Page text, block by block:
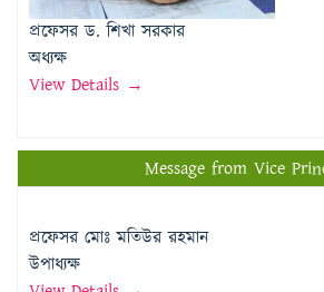
প্রফেসর ড. শিখা সরকার
অধ্যক্ষ
View Details →
Message from Vice
প্রফেসর মোঃ মতিউর রহমান
উপাধ্যক্ষ